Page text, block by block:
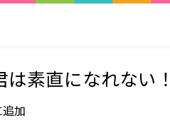
は素直になれない！
加